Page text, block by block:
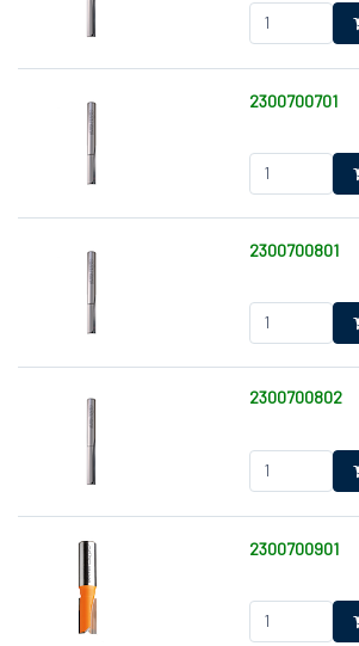
2300700701
2300700801
2300700802
2300700901